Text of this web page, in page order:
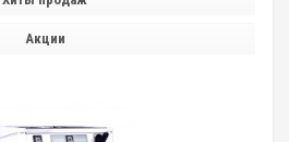
Акции